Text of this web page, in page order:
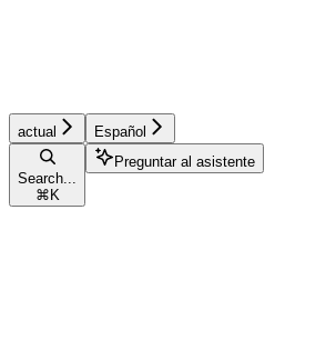
actual Español
Search...
⌘ K
Preguntar al asistente